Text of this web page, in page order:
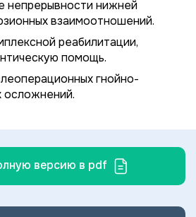
непрерывности нижней
взаимоотношений.
реабилитации,
помощь.
гнойно-
осложнений.
версию в pdf